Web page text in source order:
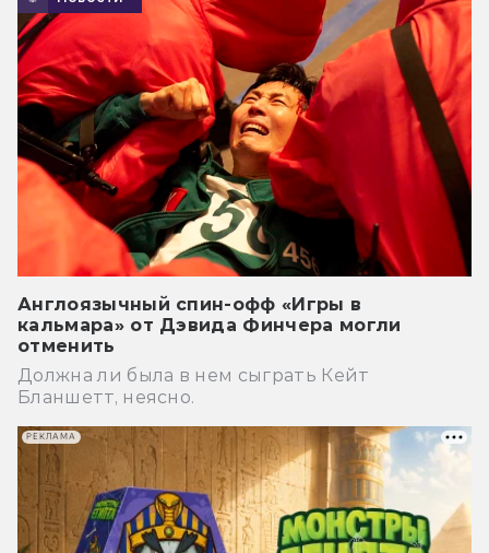
Англоязычный спин-офф «Игры в
кальмара» от Дэвида Финчера могли
отменить
Должна ли была в нем сыграть Кейт
Бланшетт, неясно.
РЕКЛАМА